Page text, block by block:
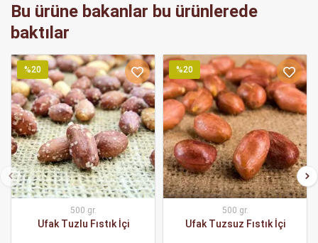
Bu ürüne bakanlar bu ürünlerede
baktılar
%20
500 gr.
Ufak Tuzlu Fıstık İçi
%20
500 gr.
Ufak Tuzsuz Fıstık İçi